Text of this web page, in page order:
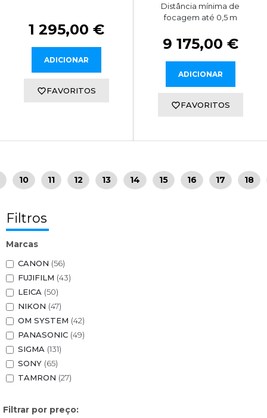
Filtros
Marcas
CANON (56)
FUJIFILM (43)
LEICA (50)
NIKON (47)
OM SYSTEM (42)
PANASONIC (49)
SIGMA (131)
SONY (65)
TAMRON (27)
Filtrar por preço:
1 295,00 €
ADICIONAR
FAVORITOS
Distância mínima de
focagem até 0,5 m
9 175,00 €
ADICIONAR
FAVORITOS
10 11 12 13 14 15 16 17 18